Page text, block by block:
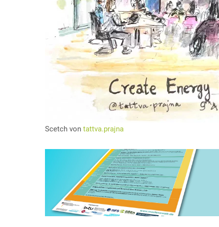
Scetch von tattva.prajna